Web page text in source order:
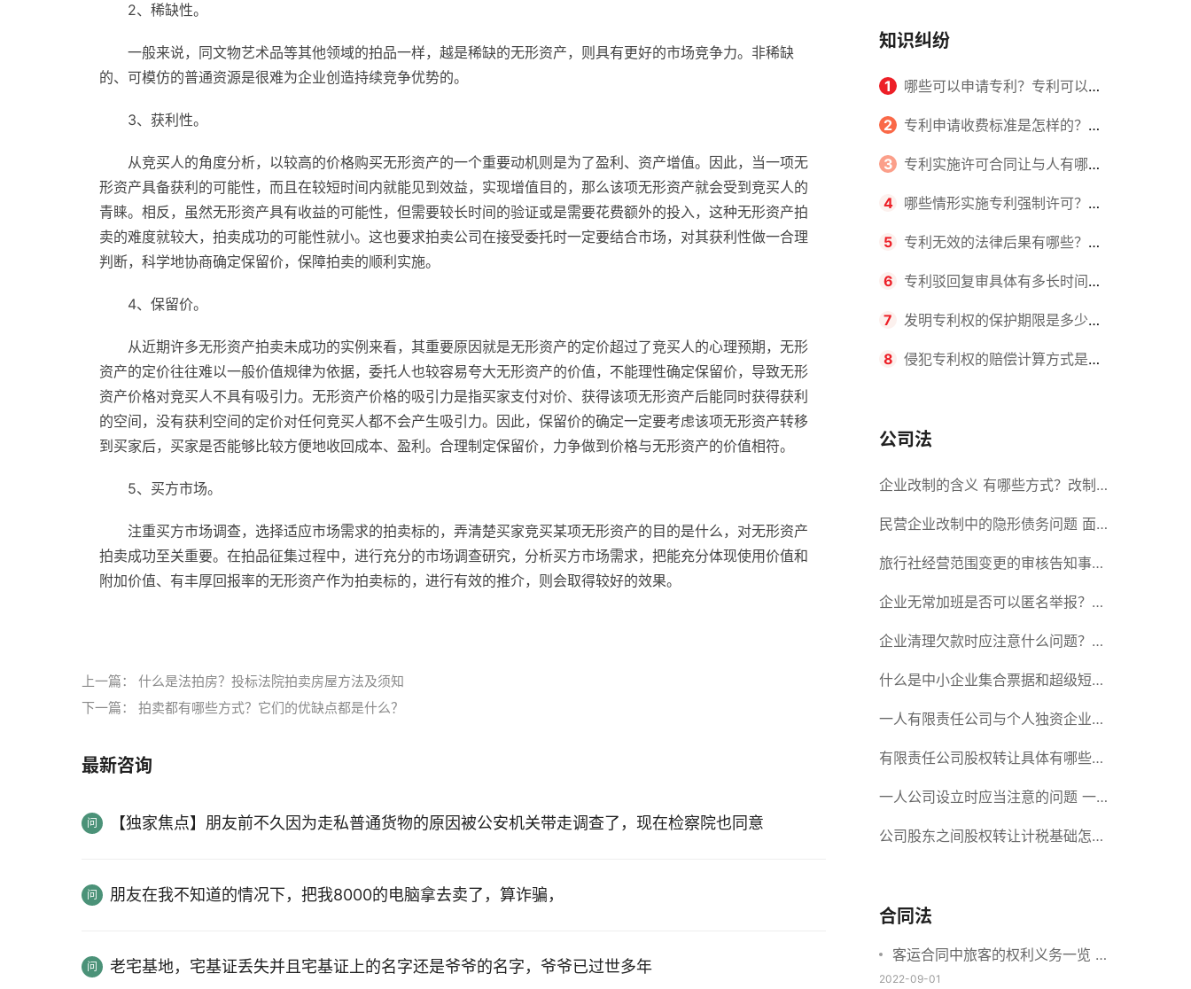
2、稀缺性。
一般来说，同文物艺术品等其他领域的拍品一样，越是稀缺的无形资产，则具有更好的市场竞争力。非稀缺
的、可模仿的普通资源是很难为企业创造持续竞争优势的。
3、获利性。
从竞买人的角度分析，以较高的价格购买无形资产的一个重要动机则是为了盈利、资产增值。因此，当一项无
形资产具备获利的可能性，而且在较短时间内就能见到效益，实现增值目的，那么该项无形资产就会受到竞买人的
青睐。相反，虽然无形资产具有收益的可能性，但需要较长时间的验证或是需要花费额外的投入，这种无形资产拍
卖的难度就较大，拍卖成功的可能性就小。这也要求拍卖公司在接受委托时一定要结合市场，对其获利性做一合理
判断，科学地协商确定保留价，保障拍卖的顺利实施。
4、保留价。
从近期许多无形资产拍卖未成功的实例来看，其重要原因就是无形资产的定价超过了竞买人的心理预期，无形
资产的定价往往难以一般价值规律为依据，委托人也较容易夸大无形资产的价值，不能理性确定保留价，导致无形
资产价格对竞买人不具有吸引力。无形资产价格的吸引力是指买家支付对价、获得该项无形资产后能同时获得获利
的空间，没有获利空间的定价对任何竞买人都不会产生吸引力。因此，保留价的确定一定要考虑该项无形资产转移
到买家后，买家是否能够比较方便地收回成本、盈利。合理制定保留价，力争做到价格与无形资产的价值相符。
5、买方市场。
注重买方市场调查，选择适应市场需求的拍卖标的，弄清楚买家竞买某项无形资产的目的是什么，对无形资产
拍卖成功至关重要。在拍品征集过程中，进行充分的市场调查研究，分析买方市场需求，把能充分体现使用价值和
附加价值、有丰厚回报率的无形资产作为拍卖标的，进行有效的推介，则会取得较好的效果。
上一篇： 什么是法拍房？投标法院拍卖房屋方法及须知
下一篇： 拍卖都有哪些方式？它们的优缺点都是什么？
最新咨询
【独家焦点】朋友前不久因为走私普通货物的原因被公安机关带走调查了，现在检察院也同意
朋友在我不知道的情况下，把我8000的电脑拿去卖了，算诈骗，
老宅基地，宅基证丢失并且宅基证上的名字还是爷爷的名字，爷爷已过世多年
知识纠纷
1 哪些可以申请专利？专利可以同
时多个人一起申请吗？
2 专利申请收费标准是怎样的？申
请不同类型的专利所需要的钱不同
3 专利实施许可合同让与人有哪些
主要义务？专利实施许可合同与专利
许可合同有什么区别？
4 哪些情形实施专利强制许可？专
利强制许可的前提条件是什么？
5 专利无效的法律后果有哪些？专
利的无效情形有哪些？
6 专利驳回复审具体有多长时间？
哪些情况下专利申请可能被驳回？
7 发明专利权的保护期限是多少
年？非专利发明人是否有专利申请
8 侵犯专利权的赔偿计算方式是什
间？
公司法
企业改制的含义 有哪些方式？改制
后国企员工属于什么性质？
民营企业改制中的隐形债务问题 面
对隐形债务问题应该如何解决？
旅行社经营范围变更的审核告知事项
旅游业的发展现状和趋势
企业无常加班是否可以匿名举报？强
制加班公司没有加班费怎么办？
企业清理欠款时应注意什么问题？企
业短期借款需要注意哪些事项？
什么是中小企业集合票据和超级短期
融资券？一起来了解一下吧！
一人有限责任公司与个人独资企业的
区别 这些知识你都知道吗？
有限责任公司股权转让具体有哪些形
式？来了解下这五种形式
一人公司设立时应当注意的问题 一
人公司的特征
公司股东之间股权转让计税基础怎么
合什么要件？
合同法
客运合同中旅客的权利义务一览 主
要包括这些内容
2022-09-01